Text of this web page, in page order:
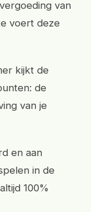
van
voert deze
kijkt de
de
van je
en aan
in de
100%